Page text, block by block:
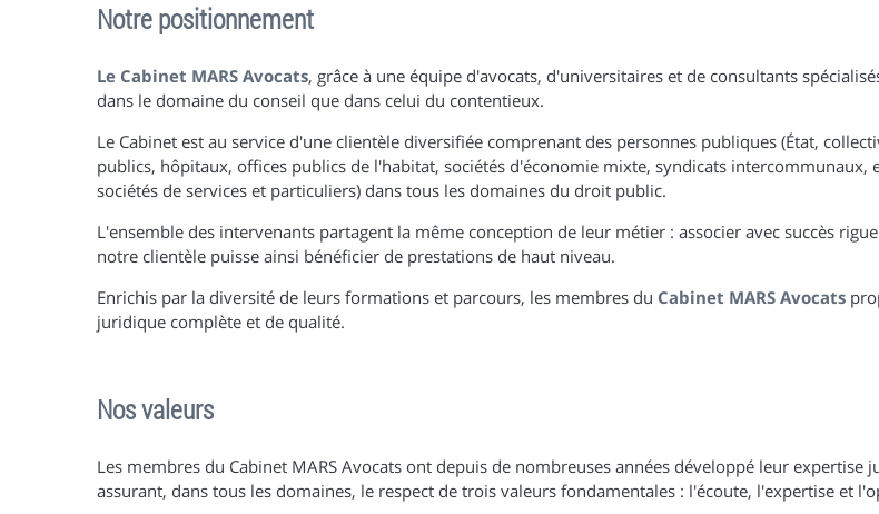
Notre positionnement
Le Cabinet MARS Avocats, grâce à une équipe d'avocats, d'universitaires et de consultants
dans le domaine du conseil que dans celui du contentieux.
Le Cabinet est au service d'une clientèle diversifiée comprenant des personnes publiques (État,
publics, hôpitaux, offices publics de l'habitat, sociétés d'économie mixte, syndicats intercommunaux,
sociétés de services et particuliers) dans tous les domaines du droit public.
L'ensemble des intervenants partagent la même conception de leur métier : associer avec succès
notre clientèle puisse ainsi bénéficier de prestations de haut niveau.
Enrichis par la diversité de leurs formations et parcours, les membres du Cabinet MARS Avocats
juridique complète et de qualité.
Nos valeurs
Les membres du Cabinet MARS Avocats ont depuis de nombreuses années développé leur expertise
assurant, dans tous les domaines, le respect de trois valeurs fondamentales : l'écoute, l'expertise et